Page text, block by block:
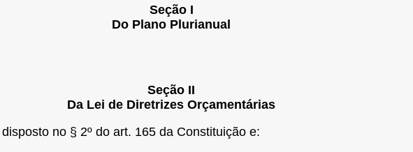
Seção I
Do Plano Plurianual
Seção II
Da Lei de Diretrizes Orçamentárias
no § 2º do art. 165 da Constituição e: